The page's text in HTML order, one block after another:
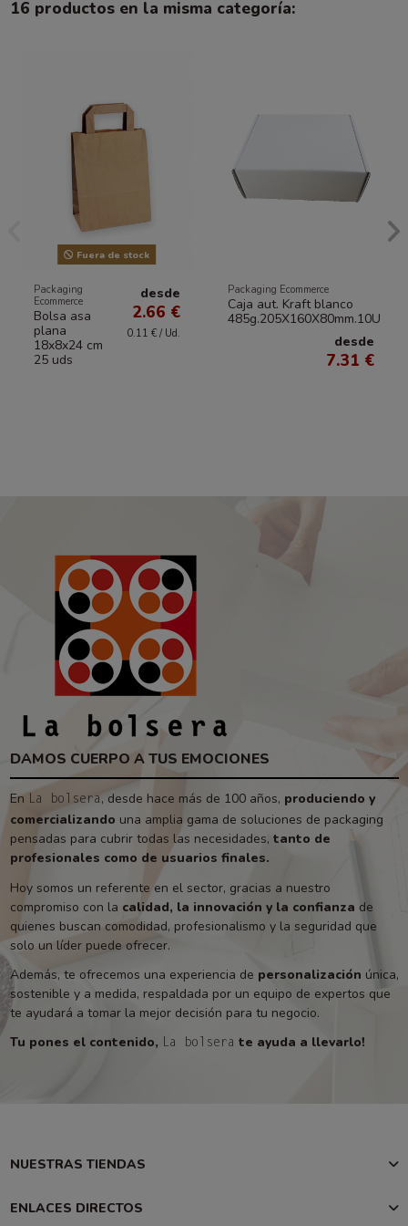
16 productos en la misma categoría:
Fuera de stock
Packaging
Ecommerce
Bolsa asa
plana
18x8x24 cm
25 uds
desde
2.66 €
0.11 € / Ud.
Packaging Ecommerce
Caja aut. Kraft blanco
485g.205X160X80mm.10U
desde
7.31 €
DAMOS CUERPO A TUS EMOCIONES
En La bolsera , desde hace más de 100 años, produciendo y
comercializando una amplia gama de soluciones de packaging
pensadas para cubrir todas las necesidades, tanto de
profesionales como de usuarios finales.
Hoy somos un referente en el sector, gracias a nuestro
compromiso con la calidad, la innovación y la confianza de
quienes buscan comodidad, profesionalismo y la seguridad que
solo un líder puede ofrecer.
Además, te ofrecemos una experiencia de personalización única,
sostenible y a medida, respaldada por un equipo de expertos que
te ayudará a tomar la mejor decisión para tu negocio.
Tu pones el contenido, La bolsera te ayuda a llevarlo!
NUESTRAS TIENDAS
ENLACES DIRECTOS